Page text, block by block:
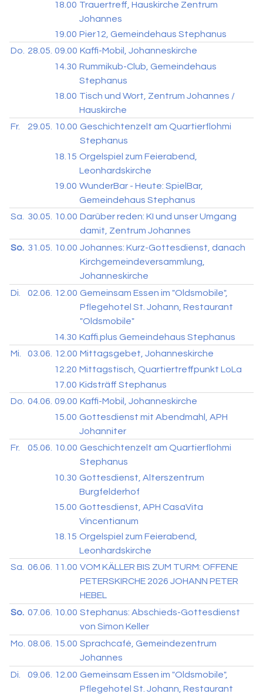
18.00 Trauertreff, Hauskirche Zentrum
Johannes
19.00 Pier12, Gemeindehaus Stephanus
Do.
28.05. 09.00 Kaffi-Mobil, Johanneskirche
14.30 Rummikub-Club, Gemeindehaus
Stephanus
18.00 Tisch und Wort, Zentrum Johannes /
Hauskirche
Fr.
29.05. 10.00 Geschichtenzelt am Quartierflohmi
Stephanus
18.15 Orgelspiel zum Feierabend,
Leonhardskirche
19.00 WunderBar - Heute: SpielBar,
Gemeindehaus Stephanus
Sa.
30.05. 10.00 Darüber reden: KI und unser Umgang
damit, Zentrum Johannes
So. 31.05. 10.00 Johannes: Kurz-Gottesdienst, danach
Kirchgemeindeversammlung,
Johanneskirche
Di.
02.06. 12.00 Gemeinsam Essen im "Oldsmobile",
Pflegehotel St. Johann, Restaurant
"Oldsmobile"
14.30 Kaffi.plus Gemeindehaus Stephanus
Mi.
03.06. 12.00 Mittagsgebet, Johanneskirche
12.20 Mittagstisch, Quartiertreffpunkt LoLa
17.00 Kidsträff Stephanus
Do. 04.06. 09.00 Kaffi-Mobil, Johanneskirche
15.00 Gottesdienst mit Abendmahl, APH
Johanniter
Fr.
05.06. 10.00 Geschichtenzelt am Quartierflohmi
Stephanus
10.30 Gottesdienst, Alterszentrum
Burgfelderhof
15.00 Gottesdienst, APH CasaVita
Vincentianum
18.15 Orgelspiel zum Feierabend,
Leonhardskirche
Sa.
06.06. 11.00 VOM KÄLLER BIS ZUM TURM: OFFENE
PETERSKIRCHE 2026 JOHANN PETER
HEBEL
So. 07.06. 10.00 Stephanus: Abschieds-Gottesdienst
von Simon Keller
Mo. 08.06. 15.00 Sprachcafé, Gemeindezentrum
Johannes
Di.
09.06. 12.00 Gemeinsam Essen im "Oldsmobile",
Pflegehotel St. Johann, Restaurant